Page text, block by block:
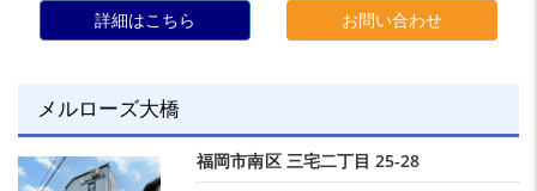
詳細はこちら お問い合わせ
メルローズ大橋
福岡市南区 三宅二丁目 25-28